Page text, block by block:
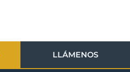
LLÁMENOS